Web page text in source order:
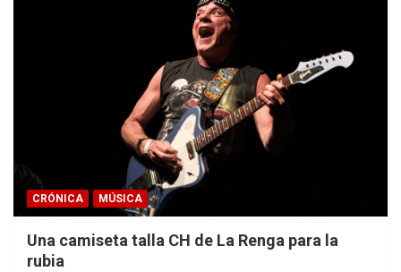
CRÓNICA MÚSICA
Una camiseta talla CH de La Renga para la
rubia